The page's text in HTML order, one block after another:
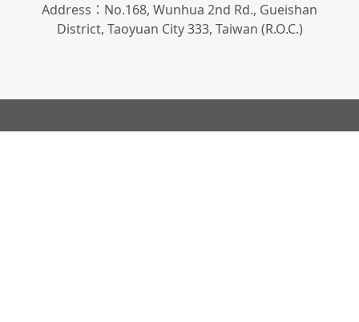
Address：No.168, Wunhua 2nd Rd., Gueishan
District, Taoyuan City 333, Taiwan (R.O.C.)